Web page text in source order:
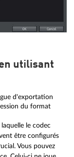
utilisant
d'exportation
du format
le codec
être configurés
Vous pouvez